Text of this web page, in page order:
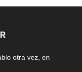
otra vez, en